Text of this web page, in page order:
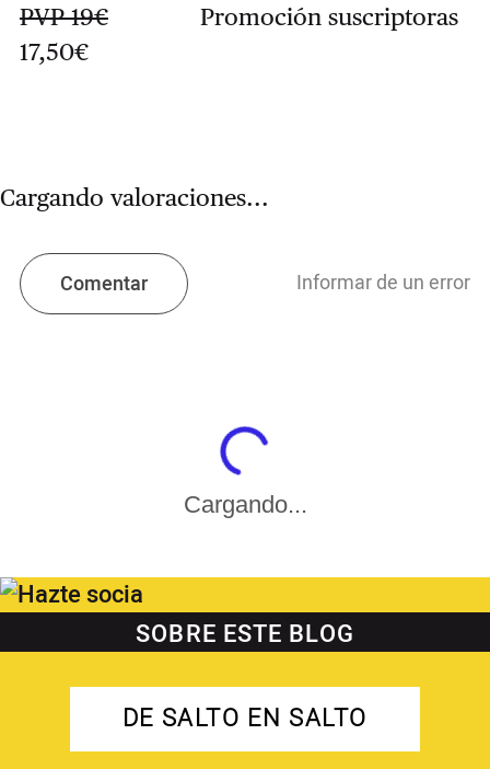
PVP 19€Promoción suscriptoras
17,50€
Cargando valoraciones...
Comentar Informar de un error
Cargando...
SOBRE ESTE BLOG
DE SALTO EN SALTO